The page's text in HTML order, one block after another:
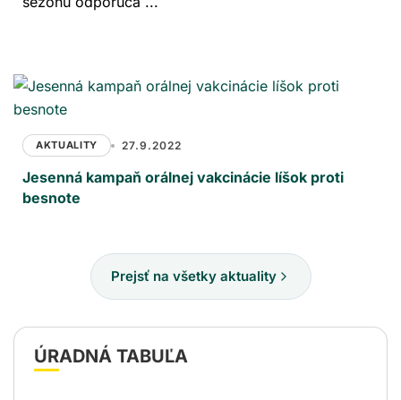
AKTUALITY 27.9.2022
Jesenná kampaň orálnej vakcinácie líšok proti
besnote
Prejsť na všetky aktuality
ÚRADNÁ TABUĽA